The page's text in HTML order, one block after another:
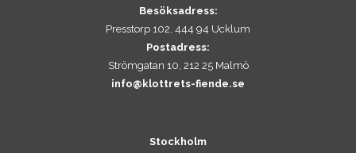
Besöksadress:
Presstorp 102, 444 94 Ucklum
Postadress:
Strömgatan 10, 212 25 Malmö
info@klottrets-fiende.se
Stockholm